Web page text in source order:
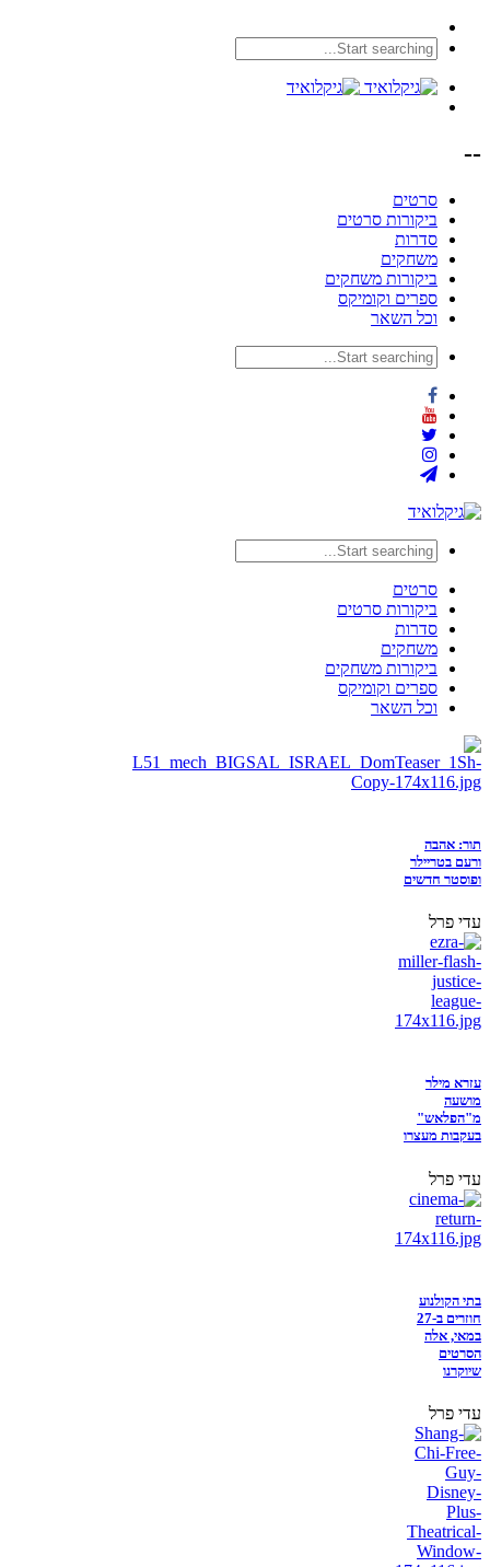
--
סרטים
ביקורות סרטים
סדרות
משחקים
ביקורות משחקים
ספרים וקומיקס
וכל השאר
סרטים
ביקורות סרטים
סדרות
משחקים
ביקורות משחקים
ספרים וקומיקס
וכל השאר
תור: אהבה
ורעם בטריילר
ופוסטר חדשים
עדי פרל
עזרא מילר
מושעה
מ"הפלאש"
בעקבות מעצרו
עדי פרל
בתי הקולנוע
חוזרים ב-27
במאי, אלה
הסרטים
שיוקרנו
עדי פרל